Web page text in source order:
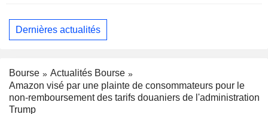
Dernières actualités
Bourse
Actualités Bourse
Amazon visé par une plainte de consommateurs pour le
non-remboursement des tarifs douaniers de l'administration
Trump